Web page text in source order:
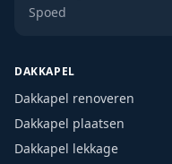
Spoed
DAKKAPEL
Dakkapel renoveren
Dakkapel plaatsen
Dakkapel lekkage